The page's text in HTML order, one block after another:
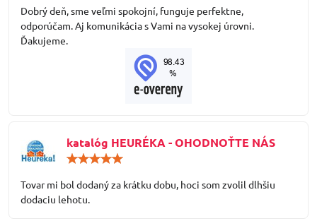
5
Dobrý deň, sme veľmi spokojní, funguje perfektne,
odporúčam. Aj komunikácia s Vami na vysokej úrovni.
Ďakujeme.
katalóg HEURÉKA - OHODNOŤTE NÁS
5
Tovar mi bol dodaný za krátku dobu, hoci som zvolil dlhšiu
dodaciu lehotu.